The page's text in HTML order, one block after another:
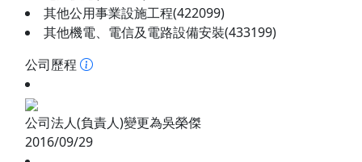
其他公用事業設施工程(422099)
其他機電、電信及電路設備安裝(433199)
公司歷程
公司法人(負責人)變更為吳榮傑
2016/09/29